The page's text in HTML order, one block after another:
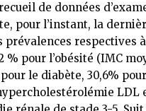
de données
pour l’instant, la
respectives à
% pour l’obésité (IMC
pour le diabète, 30,6%
LDL